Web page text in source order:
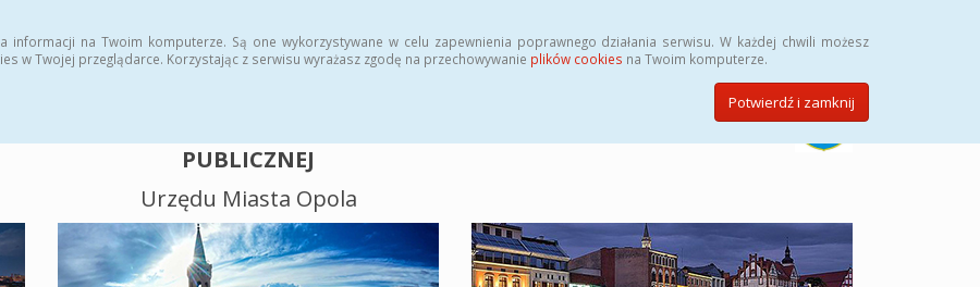
na Twoim komputerze. Są one wykorzystywane w celu zapewnienia poprawnego działania serwisu. W każdej chwili możesz
w Twojej przeglądarce. Korzystając z serwisu wyrażasz zgodę na przechowywanie plików cookies na Twoim komputerze.
Potwierdź i zamknij
PUBLICZNEJ
Urzędu Miasta Opola